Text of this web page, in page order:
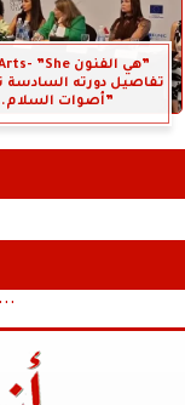
تفاصيل دورته
”أصوات